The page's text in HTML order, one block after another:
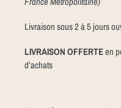
Livraison sous 2 à 5 jours
LIVRAISON OFFERTEen
d’achats